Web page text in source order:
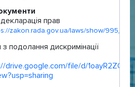
прав
zakon.rada.gov.ua/laws/show/
з подолання дискримінації
drive.google.com/file/d/